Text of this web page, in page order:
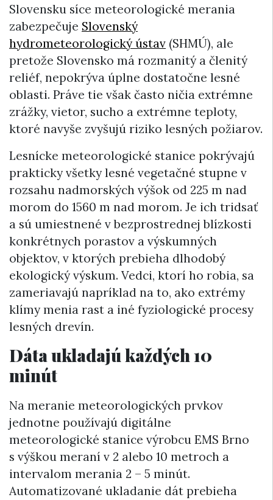
Slovensku síce meteorologické merania
zabezpečuje Slovenský
hydrometeorologický ústav (SHMÚ), ale
pretože Slovensko má rozmanitý a členitý
reliéf, nepokrýva úplne dostatočne lesné
oblasti. Práve tie však často ničia extrémne
zrážky, vietor, sucho a extrémne teploty,
ktoré navyše zvyšujú riziko lesných požiarov.
Lesnícke meteorologické stanice pokrývajú
prakticky všetky lesné vegetačné stupne v
rozsahu nadmorských výšok od 225 m nad
morom do 1560 m nad morom. Je ich tridsať
a sú umiestnené v bezprostrednej blízkosti
konkrétnych porastov a výskumných
objektov, v ktorých prebieha dlhodobý
ekologický výskum. Vedci, ktorí ho robia, sa
zameriavajú napríklad na to, ako extrémy
klímy menia rast a iné fyziologické procesy
lesných drevín.
Dáta ukladajú každých 10
minút
Na meranie meteorologických prvkov
jednotne používajú digitálne
meteorologické stanice výrobcu EMS Brno
s výškou meraní v 2 alebo 10 metroch a
intervalom merania 2 – 5 minút.
Automatizované ukladanie dát prebieha